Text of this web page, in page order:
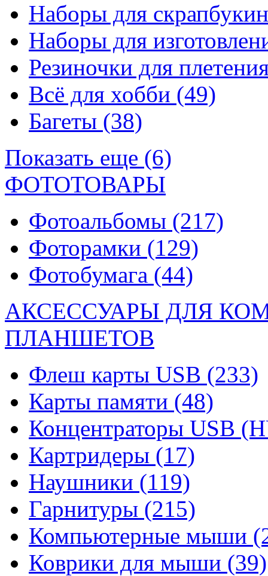
Наборы для
Наборы для
Резиночки для
Всё для хобби (49)
Багеты (38)
Показать еще (6)
ФОТОТОВАРЫ
Фотоальбомы (217)
Фоторамки (129)
Фотобумага (44)
АКСЕССУАРЫ ДЛЯ
ПЛАНШЕТОВ
Флеш карты USB (233)
Карты памяти (48)
Концентраторы USB
Картридеры (17)
Наушники (119)
Гарнитуры (215)
Компьютерные мыши
Коврики для мыши (39)